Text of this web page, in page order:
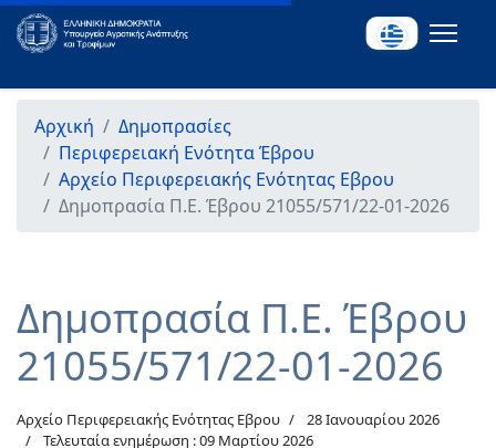
Αρχική
Δημοπρασίες
Περιφερειακή Ενότητα Έβρου
Αρχείο Περιφερειακής Ενότητας Εβρου
Δημοπρασία Π.Ε. Έβρου 21055/571/22-01-2026
Δημοπρασία Π.Ε. Έβρου
21055/571/22-01-2026
Αρχείο Περιφερειακής Ενότητας Εβρου
28 Ιανουαρίου 2026
Τελευταία ενημέρωση : 09 Μαρτίου 2026